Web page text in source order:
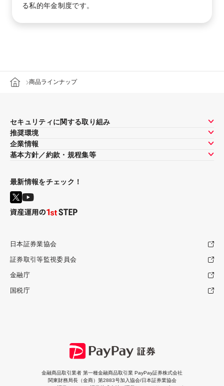
る私的年金制度です。
商品ラインナップ
セキュリティに関する取り組み
推奨環境
企業情報
基本方針／約款・規程集等
最新情報をチェック！
日本証券業協会
証券取引等監視委員会
金融庁
国税庁
金融商品取引業者 第一種金融商品取引業 PayPay証券株式会社
関東財務局長（金商）第2883号加入協会/日本証券業協会